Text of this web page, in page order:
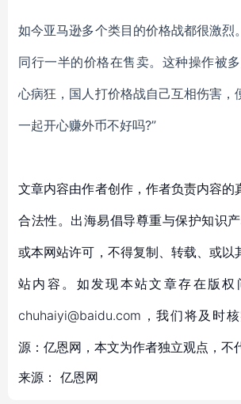
如今亚马逊多个类目的价格战都很激烈
同行一半的价格在售卖。这种操作被多
心病狂，国人打价格战自己互相伤害，
一起开心赚外币不好吗?”
文章内容由作者创作，作者负责内容的
合法性。出海易倡导尊重与保护知识
或本网站许可，不得复制、转载、或以
站内容。如发现本站文章存在版权
chuhaiyi@baidu.com，我们将及时
源：亿恩网，本文为作者独立观点，不
来源： 亿恩网